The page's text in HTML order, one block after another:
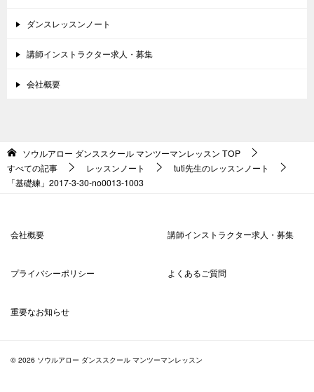
ダンスレッスンノート
講師インストラクター求人・募集
会社概要
ソウルアロー ダンススクール マンツーマンレッスン TOP
すべての記事
レッスンノート
tuti先生のレッスンノート
「基礎練」2017-3-30-no0013-1003
会社概要 講師インストラクター求人・募集
プライバシーポリシー よくあるご質問
重要なお知らせ
© 2026 ソウルアロー ダンススクール マンツーマンレッスン